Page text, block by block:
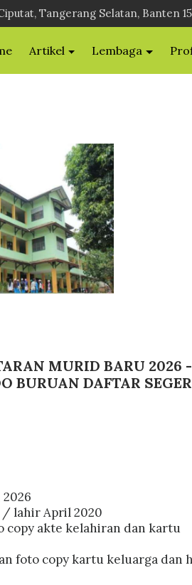
Tangerang Selatan, Banten
Artikel Lembaga
MURID BARU 2026
BURUAN DAFTAR
/ lahir April 2020
copy akte kelahiran dan kartu
foto copy kartu keluarga dan